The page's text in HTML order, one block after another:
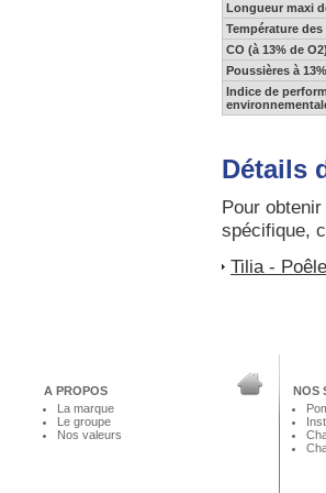
Longueur maxi
Température
CO (à 13% de O2)
Poussières à
Indice de
Détails
Pour
spécifique,
Tilia -
A PROPOS
La marque
Le groupe
Nos valeurs
NOS